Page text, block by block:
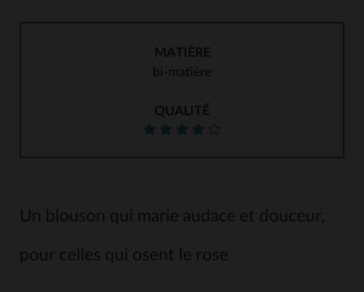
MATIÈRE
bi-matière
QUALITÉ
Un blouson qui marie audace et douceur,
pour celles qui osent le rose